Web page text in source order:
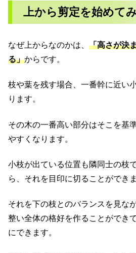
上から剪定を始めて
なぜ上からなのかは、 「高さが決
る」からです。
枝や葉を残す場合、一番幹に近い
ります。
その木の一番高い部分はそこを基
やすくなります。
小枝が出ている位置も隣同士の枝
ら、それを目印に切ることができま
それを下の枝とのバランスを見な
整い全体の格好を作ることができ
にできます。